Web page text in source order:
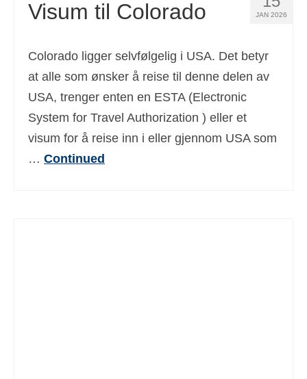
JAN 2026
Visum til Colorado
Colorado ligger selvfølgelig i USA. Det betyr
at alle som ønsker å reise til denne delen av
USA, trenger enten en ESTA (Electronic
System for Travel Authorization ) eller et
visum for å reise inn i eller gjennom USA som
… Continued